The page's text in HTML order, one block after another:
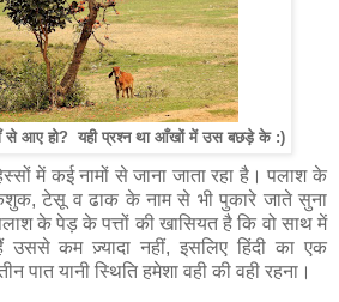
से आए हो? यही प्रश्न था आँखों में उस बछड़े के :)
में कई नामों से जाना जाता रहा है। पलाश के
टेसू व ढाक के नाम से भी पुकारे जाते सुना
के पेड़ के पत्तों की खासियत है कि वो साथ में
कम ज़्यादा नहीं, इसलिए हिंदी का एक
पात यानी स्थिति हमेशा वही की वही रहना।